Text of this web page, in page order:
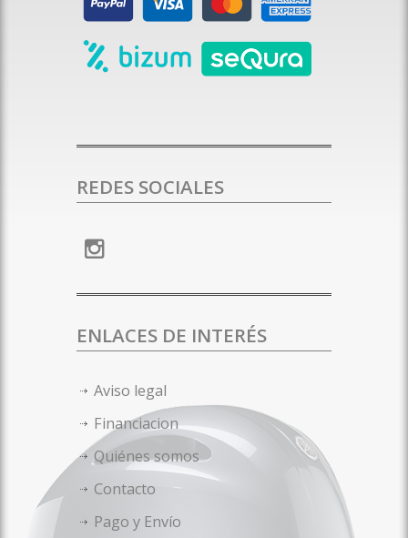
REDES SOCIALES
ENLACES DE INTERÉS
Aviso legal
Financiacion
Quiénes somos
Contacto
Pago y Envío